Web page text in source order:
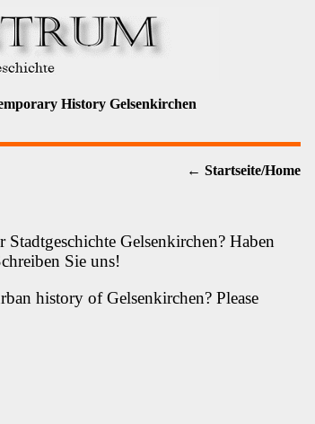
History Gelsenkirchen
← Startseite/Home
Gelsenkirchen? Haben
Sie uns!
history of Gelsenkirchen? Please